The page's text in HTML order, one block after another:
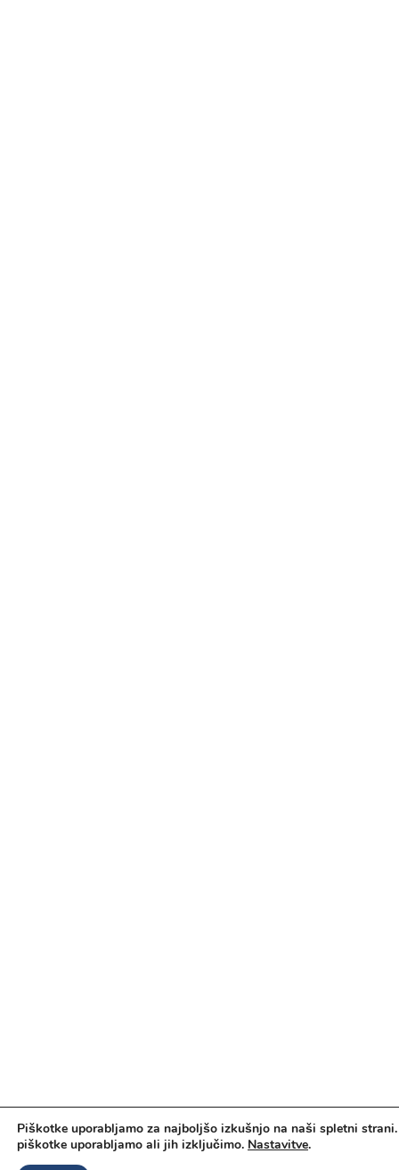
Piškotke uporabljamo za najboljšo izkušnjo na naši spletni
piškotke uporabljamo ali jih izključimo. Nastavitve.